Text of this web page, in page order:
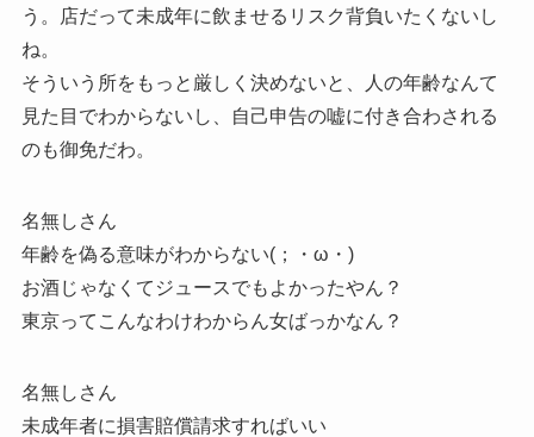
う。店だって未成年に飲ませるリスク背負いたくないし
ね。
そういう所をもっと厳しく決めないと、人の年齢なんて
見た目でわからないし、自己申告の嘘に付き合わされる
のも御免だわ。
名無しさん
年齢を偽る意味がわからない(；・ω・)
お酒じゃなくてジュースでもよかったやん？
東京ってこんなわけわからん女ばっかなん？
名無しさん
未成年者に損害賠償請求すればいい